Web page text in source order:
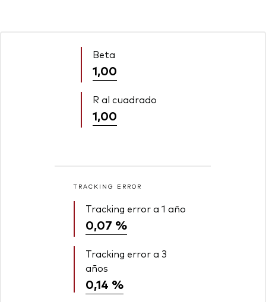
Beta
1,00
R al cuadrado
1,00
TRACKING ERROR
Tracking error a 1 año
0,07 %
Tracking error a 3
años
0,14 %